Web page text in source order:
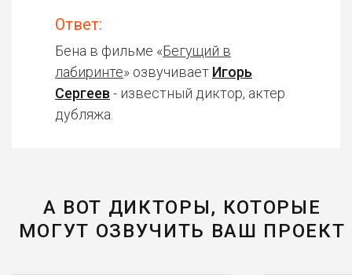
Ответ:
Бена в фильме «Бегущий в
лабиринте» озвучивает Игорь
Сергеев - известный диктор, актер
дубляжа.
А ВОТ ДИКТОРЫ, КОТОРЫЕ
МОГУТ ОЗВУЧИТЬ ВАШ ПРОЕКТ